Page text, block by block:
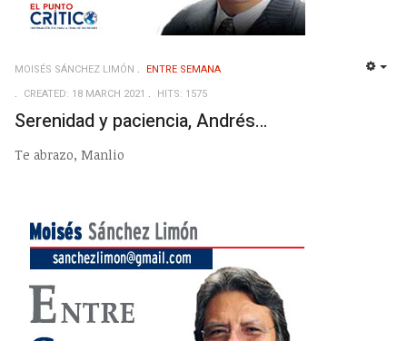
MOISÉS SÁNCHEZ LIMÓN
ENTRE SEMANA
CREATED: 18 MARCH 2021
HITS: 1575
Serenidad y paciencia, Andrés…
Te abrazo, Manlio